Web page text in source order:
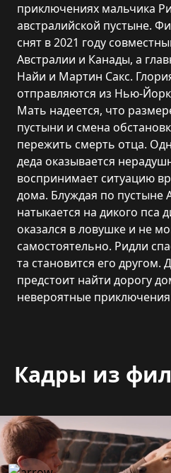
приключениях мальчика
австралийской пустыне.
снят в 2021 году
Австралии и Канады, а
Найи и Мартин Сакс.
отправляются из Нью-
Мать надеется, что
пустыни и смена
пережить смерть отца.
деда оказывается
воспринимает ситуацию
дома. Блуждая по пустыне
натыкается на дикого пса
оказался в ловушке и не
самостоятельно. Ридли
та становится его другом.
предстоит найти дорогу
невероятные
Кадры из